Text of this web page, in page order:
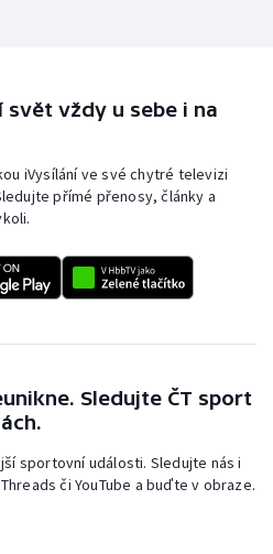
vždy u sebe i na
iVysílání ve své chytré televizi
přímé přenosy, články a
Sledujte ČT sport
sportovní události. Sledujte nás i
či YouTube a buďte v obraze.